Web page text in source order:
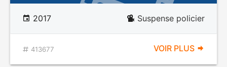
2017 Suspense policier
413677 VOIR PLUS